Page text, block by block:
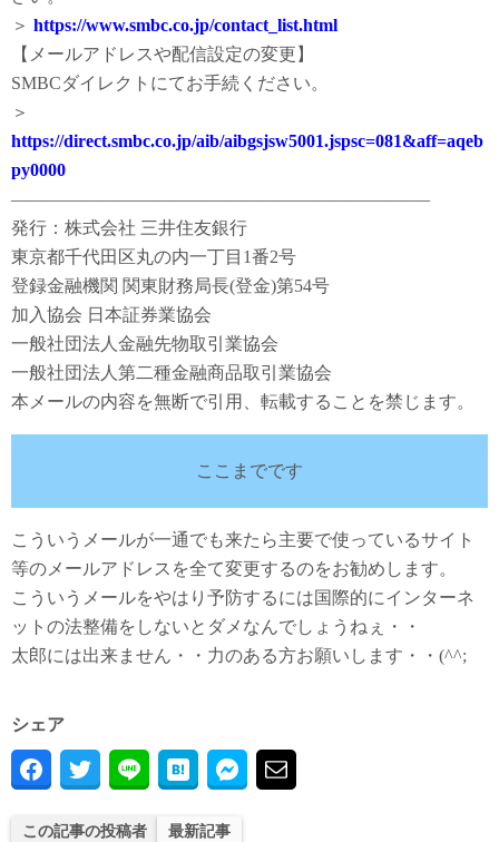
＞ https://www.smbc.co.jp/contact_list.html
【メールアドレスや配信設定の変更】
SMBCダイレクトにてお手続ください。
＞
https://direct.smbc.co.jp/aib/aibgsjsw5001.jspsc=081&aff=aqeb
py0000
———————————————————————–
発行：株式会社 三井住友銀行
東京都千代田区丸の内一丁目1番2号
登録金融機関 関東財務局長(登金)第54号
加入協会 日本証券業協会
一般社団法人金融先物取引業協会
一般社団法人第二種金融商品取引業協会
本メールの内容を無断で引用、転載することを禁じます。
ここまでです
こういうメールが一通でも来たら主要で使っているサイト
等のメールアドレスを全て変更するのをお勧めします。
こういうメールをやはり予防するには国際的にインターネ
ットの法整備をしないとダメなんでしょうねぇ・・
太郎には出来ません・・力のある方お願いします・・(^^;
シェア
この記事の投稿者 最新記事